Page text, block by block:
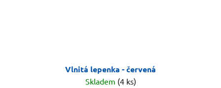
Vlnitá lepenka - červená
Skladem (4 ks)